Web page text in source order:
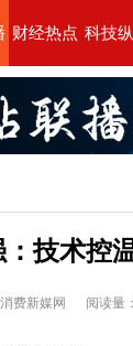
财经热点 科技
技术控
费新媒网 阅读量